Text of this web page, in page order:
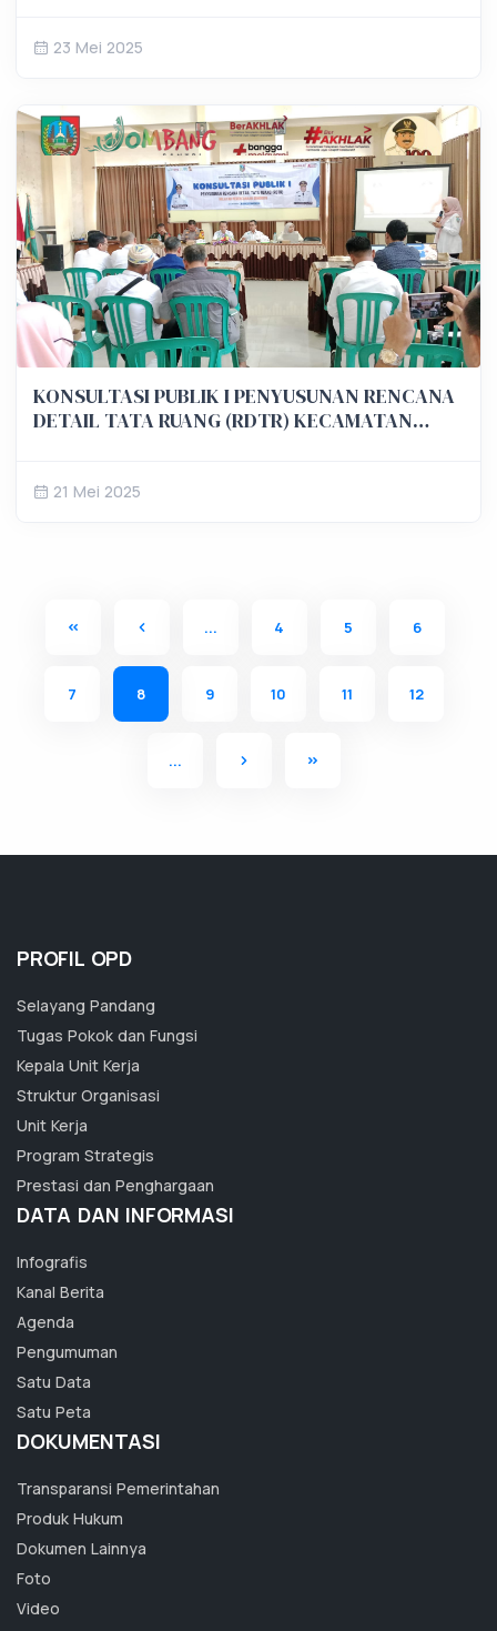
23 Mei 2025
KONSULTASI PUBLIK I PENYUSUNAN RENCANA
DETAIL TATA RUANG (RDTR) KECAMATAN
21 Mei 2025
... 4 5 6
7 8 9 10 11 12
...
PROFIL OPD
Selayang Pandang
Tugas Pokok dan Fungsi
Kepala Unit Kerja
Struktur Organisasi
Unit Kerja
Program Strategis
Prestasi dan Penghargaan
DATA DAN INFORMASI
Infografis
Kanal Berita
Agenda
Pengumuman
Satu Data
Satu Peta
DOKUMENTASI
Transparansi Pemerintahan
Produk Hukum
Dokumen Lainnya
Foto
Video